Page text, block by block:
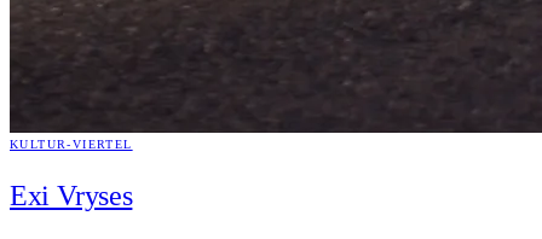
KULTUR-VIERTEL
Exi Vryses